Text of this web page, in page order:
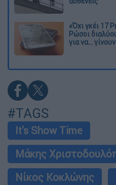
«Όχι γκέι 17
Ρώσοι
για να...
#TAGS
It's Show Time
Μάκης
Νίκος Κοκλώνης